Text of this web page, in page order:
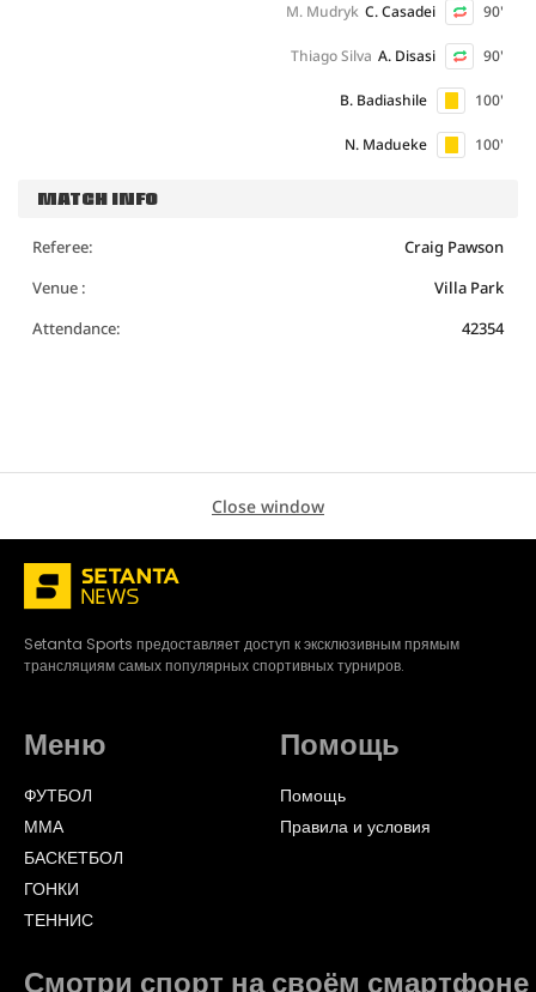
90'
C. Casadei
M. Mudryk
90'
A. Disasi
Thiago Silva
100'
B. Badiashile
100'
N. Madueke
MATCH INFO
Referee:
Craig Pawson
Venue :
Villa Park
Attendance:
42354
Close window
Setanta Sports предоставляет доступ к эксклюзивным прямым
трансляциям самых популярных спортивных турниров.
Меню
ФУТБОЛ
ММА
БАСКЕТБОЛ
ГОНКИ
ТЕННИС
Помощь
Помощь
Правила и условия
Смотри спорт на своём смартфоне